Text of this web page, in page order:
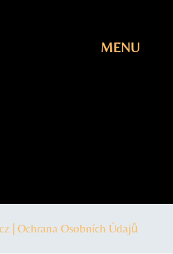
MENU
| Ochrana Osobních Údajů